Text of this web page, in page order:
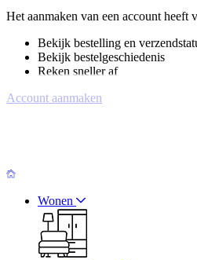
Het aanmaken van een account heeft
Bekijk bestelling en
Bekijk bestelgeschiedenis
Reken sneller af
Account aanmaken
Wonen